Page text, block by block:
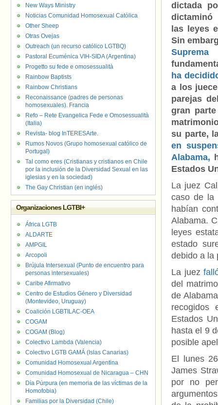
dictada
dictaminó
las leyes
Sin
ha
a los
parejas
gran
su parte,
en
Alabama,
Estados
La juez
caso de la
habían
Alabama.
leyes
estado
debido a la
La juez
del
de
recogidos
Estados
hasta el 9
posible
El lunes
James
por no
New Ways Ministry
Noticias Comunidad Homosexual Católica
Other Sheep
Otras Ovejas
Outreach (un recurso católico LGTBQ)
Pastoral Ecuménica VIH-SIDA (Argentina)
Progetto su fede e omosessualità
Rainbow Baptists
Rainbow Christians
Reconaissance (padres de personas
homosexuales). Francia
Refo – Rete Evangelica Fede e Omosessualità
(Italia)
Revista- blog InTERESArte.
Rumos Novos (Grupo homosexual católico de
Portugal)
Tal como eres (Cristianas y cristianos en Chile
por la inclusión de la Diversidad Sexual en las
iglesias y en la sociedad)
The Gay Christian (en inglés)
Organizaciones LGTBI+
África LGTB
ALDARTE
AMPGIL
Arcopoli
Brújula Intersexual (Punto de encuentro para
personas intersexuales)
Caribe Afirmativo
Centro de Estudios Género y Diversidad
(Montevideo, Uruguay)
Coalición LGBTILAC-OEA
COGAM
COGAM (Blog)
Colectivo Lambda (Valencia)
Colectivo LGTB GAMÁ (Islas Canarias)
Comunidad Homosexual Argentina
Comunidad Homosexual de Nicaragua – CHN
Día Púrpura (en memoria de las víctimas de la
Homofobia)
Familias por la Diversidad (Chile)